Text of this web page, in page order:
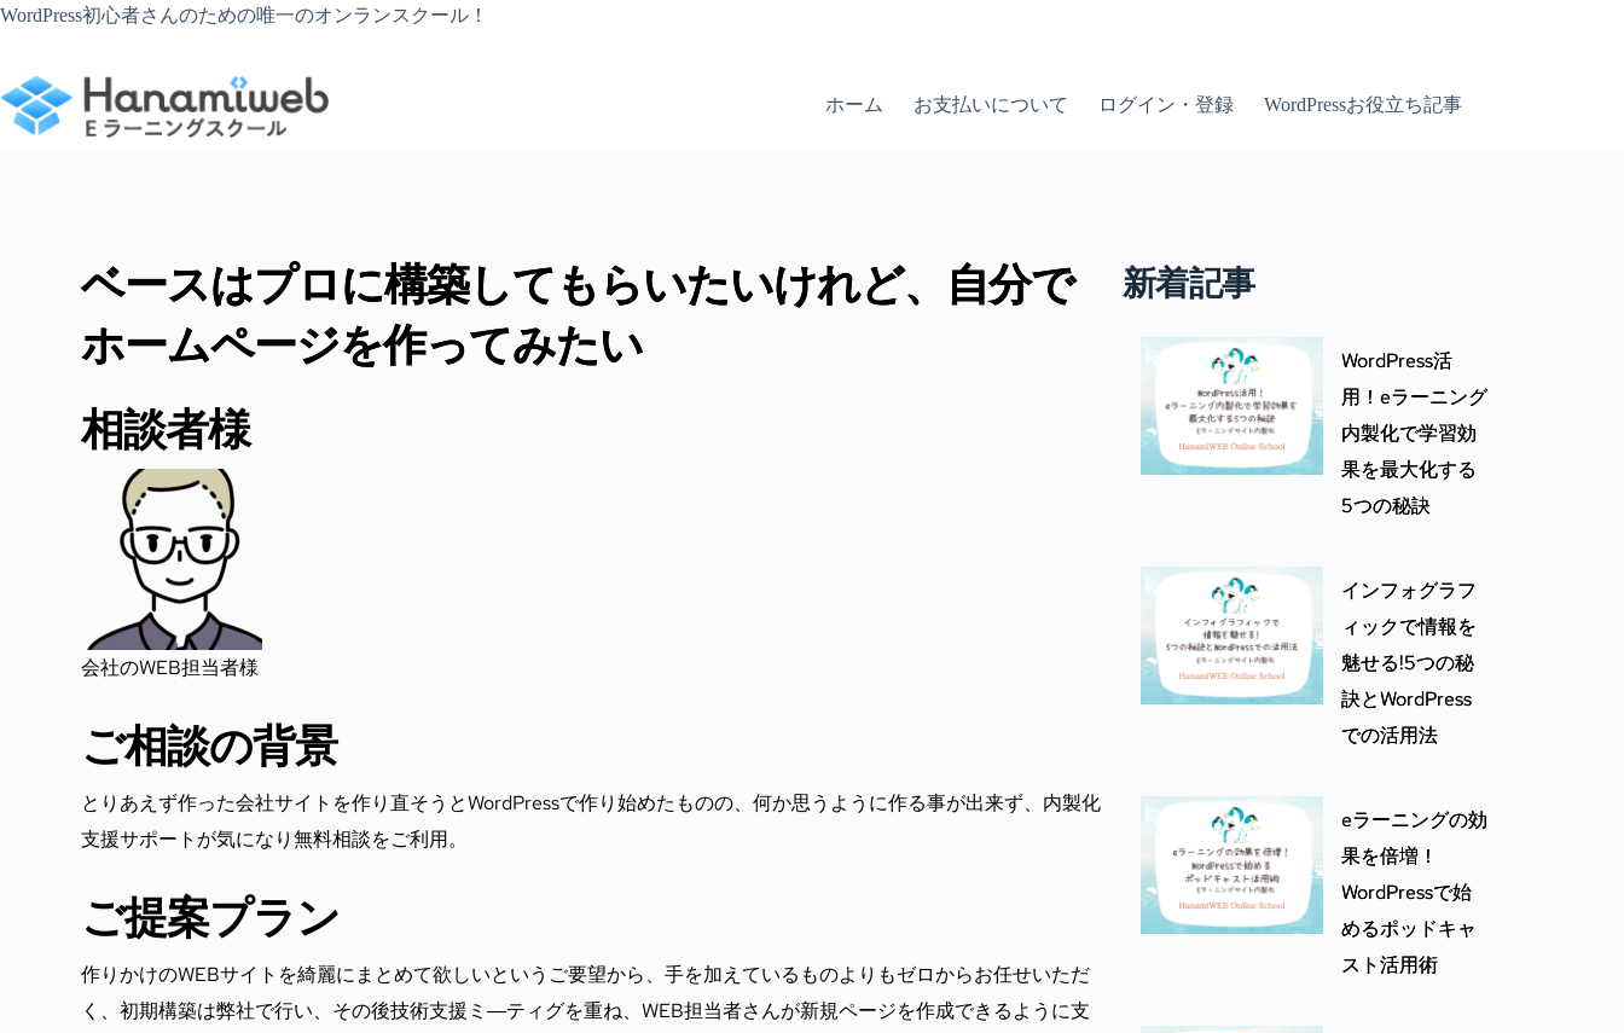
コ
ン
ツ
WordPress初心者さんのための唯一のオンランスクール！
ホーム お支払いについて ログイン・登録 WordPressお役立ち記事
ベースはプロに構築してもらいたいけれど、自分で
ホームページを作ってみたい
相談者様
会社のWEB担当者様
ご相談の背景
とりあえず作った会社サイトを作り直そうとWordPressで作り始めたものの、何か思うように作る事が出来ず、内製化
支援サポートが気になり無料相談をご利用。
ご提案プラン
作りかけのWEBサイトを綺麗にまとめて欲しいというご要望から、手を加えているものよりもゼロからお任せいただ
く、初期構築は弊社で行い、その後技術支援ミ―ティグを重ね、WEB担当者さんが新規ページを作成できるように支
新着記事
WordPress活
用！eラーニング
内製化で学習効
果を最大化する
5つの秘訣
インフォグラフ
ィックで情報を
魅せる!5つの秘
訣とWordPress
での活用法
eラーニングの効
果を倍増！
WordPressで始
めるポッドキャ
スト活用術